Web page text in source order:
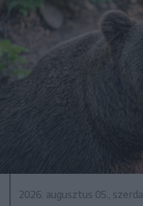
2026. augusztus 05., szerda